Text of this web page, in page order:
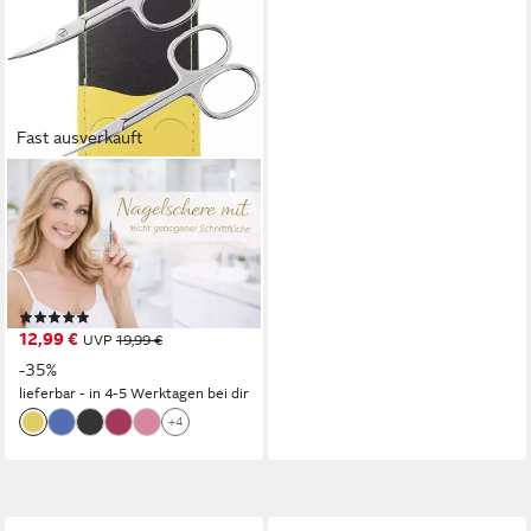
Fast ausverkauft
ELOMODA
Maniküre-Kosmetik-Etui
Solingen Nagelscheren Set
mit Turmspitz-Schere &
Echtleder Etui Made, 2 tlg.,
Nagelschere und Turmspitz-
Schere
(2)
12,99 € UVP 19,99 €
-35%
lieferbar - in 4-5 Werktagen bei dir
+4